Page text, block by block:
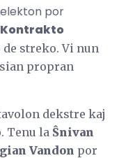
por
Kontrakto
streko. Vi nun
propran
dekstre kaj
Tenu la Ŝnivan
Vandon por